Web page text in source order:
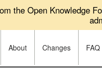
the Open Knowledge
About Changes FAQ